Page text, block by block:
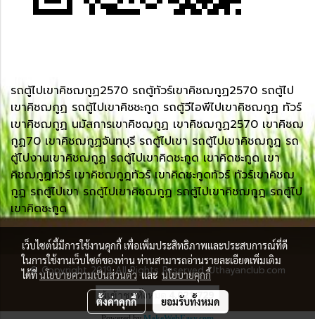
รถตู้ไปเขาคิชฌกูฏ2570 รถตู้ทัวร์เขาคิชฌกูฏ2570 รถตู้ไป
เขาคิชฌกูฏ รถตู้ไปเขาคิชชะกูด รถตู้วีไอพีไปเขาคิชฌกูฏ ทัวร์
เขาคิชฌกูฏ นมัสการเขาคิชฌกูฏ เขาคิชฌกูฏ2570 เขาคิชฌ
กูฏ70 เขาคิชฌกูฏจันทบุรี รถตู้ไปเขา รถตู้ไปเขาคิชฌกูฎ รถ
ตู้ไปงานเขาคิชฌกูฏ รถตู้ไปเขาคิดชะกูด เขาคิดชะกูด เขา
คิชฌกูฏทัวร์ เขาคิชฌกูฎทัวร์ เขาคิดชะกูดทัวร์ ทัวร์เขาคิชฌ
กูฏ รถตู้ไปเขา รถตู้ไปเขาคิชฌกูฏ รถตู้ไปเขาคิชฌกูฎ รถตู้ไป
เขาคิดชะกูด
© Copyright 2019 All Rights Reserved. Uthayanclub.com
ผู้เข้าชมทั้งหมด4,021,729
เว็บไซต์นี้มีการใช้งานคุกกี้ เพื่อเพิ่มประสิทธิภาพและประสบการณ์ที่ดี
ในการใช้งานเว็บไซต์ของท่าน ท่านสามารถอ่านรายละเอียดเพิ่มเติม
ได้ที่นโยบายความเป็นส่วนตัวและ นโยบายคุกกี้
ตั้งค่าคุกกี้ ยอมรับทั้งหมด